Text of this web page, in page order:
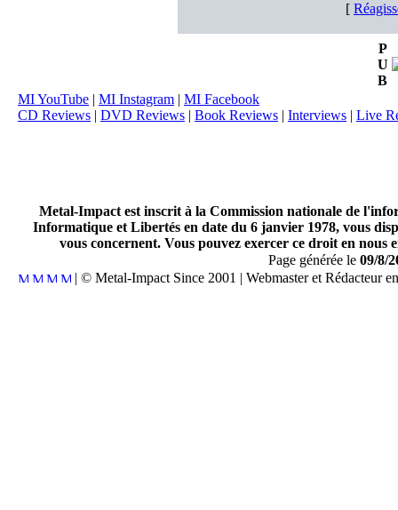
[
P
U
B
MI YouTube | MI Instagram | MI Facebook
CD Reviews | DVD Reviews | Book Reviews | Interviews | Live
Metal-Impact est inscrit à la Commission nationale de
Informatique et Libertés en date du 6 janvier 1978, vous
vous concernent. Vous pouvez exercer ce droit en
Page générée le 09/8/
| © Metal-Impact Since 2001 | Webmaster et Rédacteur